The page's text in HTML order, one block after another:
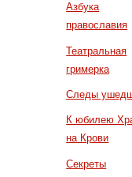
Азбука
православия
Театральная
гримерка
Следы
К юбилею
на Крови
Секреты